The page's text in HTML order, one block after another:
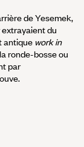
de Yesemek,
du
antique work in
ronde-bosse ou
par